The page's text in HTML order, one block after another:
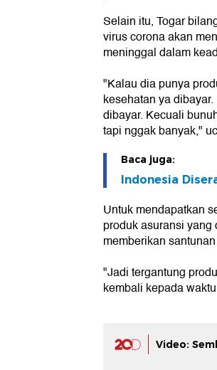
Selain itu, Togar
virus corona akan
meninggal dalam
"Kalau dia punya
kesehatan ya
dibayar. Kecuali
tapi nggak banyak,"
Baca juga:
Indonesia
Untuk mendapatkan
produk asuransi
memberikan
"Jadi tergantung
kembali kepada
Video: